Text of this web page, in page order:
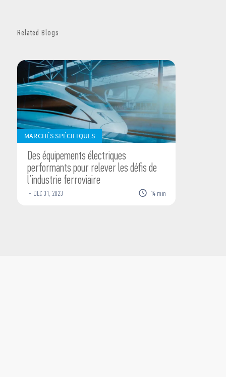
Related Blogs
MARCHÉS SPÉCIFIQUES
Des équipements électriques
performants pour relever les défis de
l’industrie ferroviaire
- DEC 31 2023 14 min